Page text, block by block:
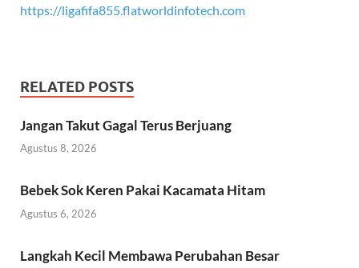
https://ligafifa855.flatworldinfotech.com
RELATED POSTS
Jangan Takut Gagal Terus Berjuang
Agustus 8, 2026
Bebek Sok Keren Pakai Kacamata Hitam
Agustus 6, 2026
Langkah Kecil Membawa Perubahan Besar